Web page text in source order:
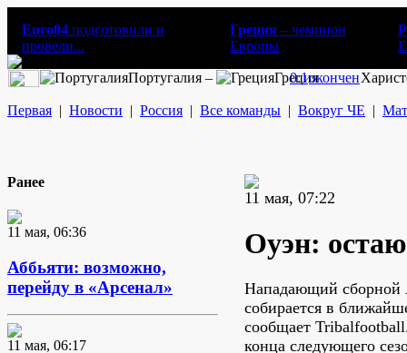
Euro04 подготовили и
провели...
Греция – чемпион
Европы
Португалия – Греция
0:1окончен
Первая | Новости | Россия | Все команды | Вокруг ЧЕ |
Ранее
11 мая, 06:36
Аббьяти: возможно,
перейду в «Арсенал»
11 мая, 06:17
11 мая, 07:22
Оуэн:
Нападающий
собирается в
сообщает
конца следующего